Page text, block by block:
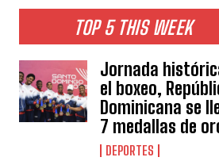
TOP 5 THIS WEEK
Jornada
el boxeo,
Dominicana se
7 medallas de
DEPORTES